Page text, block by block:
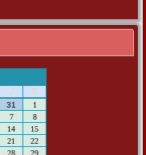
J S
31
1
7
8
14
15
21
22